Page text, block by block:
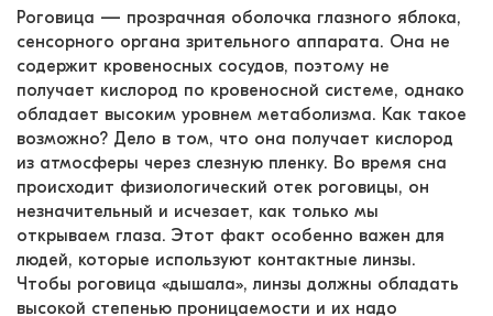
Роговица — прозрачная оболочка глазного яблока,
сенсорного органа зрительного аппарата. Она не
содержит кровеносных сосудов, поэтому не
получает кислород по кровеносной системе, однако
обладает высоким уровнем метаболизма. Как такое
возможно? Дело в том, что она получает кислород
из атмосферы через слезную пленку. Во время сна
происходит физиологический отек роговицы, он
незначительный и исчезает, как только мы
открываем глаза. Этот факт особенно важен для
людей, которые используют контактные линзы.
Чтобы роговица «дышала», линзы должны обладать
высокой степенью проницаемости и их надо